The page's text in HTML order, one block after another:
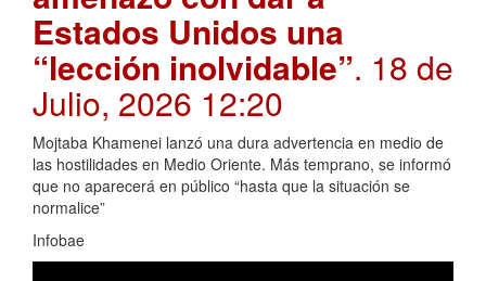
Estados Unidos una
“lección inolvidable”. 18 de
Julio, 2026 12:20
Mojtaba Khamenei lanzó una dura advertencia en medio de
las hostilidades en Medio Oriente. Más temprano, se informó
que no aparecerá en público “hasta que la situación se
normalice”
Infobae